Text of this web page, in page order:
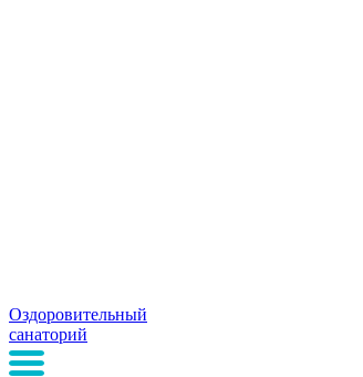
Оздоровительный
санаторий